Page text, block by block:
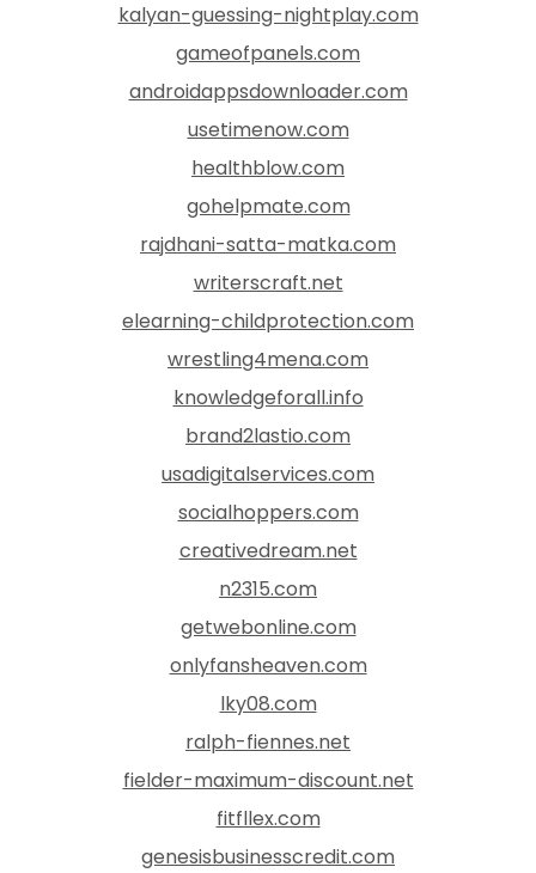
kalyan-guessing-nightplay.com
gameofpanels.com
androidappsdownloader.com
usetimenow.com
healthblow.com
gohelpmate.com
rajdhani-satta-matka.com
writerscraft.net
elearning-childprotection.com
wrestling4mena.com
knowledgeforall.info
brand2lastio.com
usadigitalservices.com
socialhoppers.com
creativedream.net
n2315.com
getwebonline.com
onlyfansheaven.com
lky08.com
ralph-fiennes.net
fielder-maximum-discount.net
fitfllex.com
genesisbusinesscredit.com